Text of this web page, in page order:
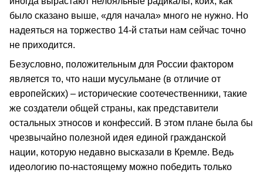
было сказано выше, «для начала» много не нужно. Но
надеяться на торжество 14-й статьи нам сейчас точно
не приходится.
Безусловно, положительным для России фактором
является то, что наши мусульмане (в отличие от
европейских) – исторические соотечественники, такие
же создатели общей страны, как представители
остальных этносов и конфессий. В этом плане была бы
чрезвычайно полезной идея единой гражданской
нации, которую недавно высказали в Кремле. Ведь
идеологию по-настоящему можно победить только